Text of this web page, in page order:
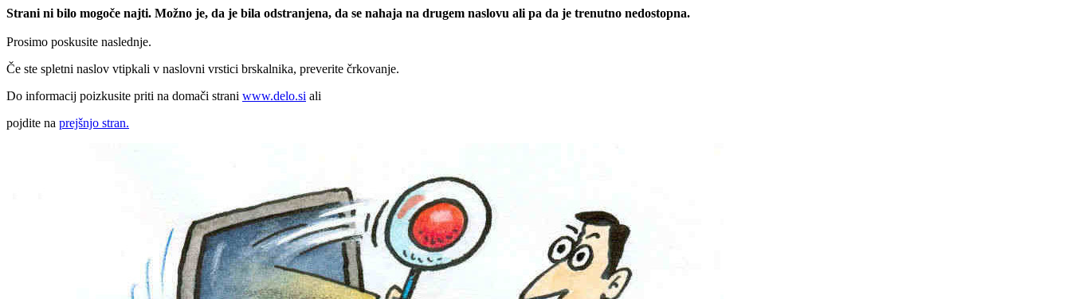
Strani ni bilo mogoče najti. Možno je, da je bila odstranjena, da se nahaja na drugem naslovu ali pa da je trenutno nedostopna.
Prosimo poskusite naslednje.
Če ste spletni naslov vtipkali v naslovni vrstici brskalnika, preverite črkovanje.
Do informacij poizkusite priti na domači strani www.delo.si ali
pojdite na prejšnjo stran.